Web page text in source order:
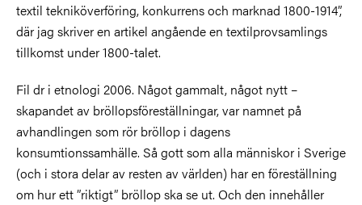
textil tekniköverföring, konkurrens och marknad 1800-1914”,
där jag skriver en artikel angående en textilprovsamlings
tillkomst under 1800-talet.
Fil dr i etnologi 2006. Något gammalt, något nytt –
skapandet av bröllopsföreställningar, var namnet på
avhandlingen som rör bröllop i dagens
konsumtionssamhälle. Så gott som alla människor i Sverige
(och i stora delar av resten av världen) har en föreställning
om hur ett ”riktigt” bröllop ska se ut. Och den innehåller